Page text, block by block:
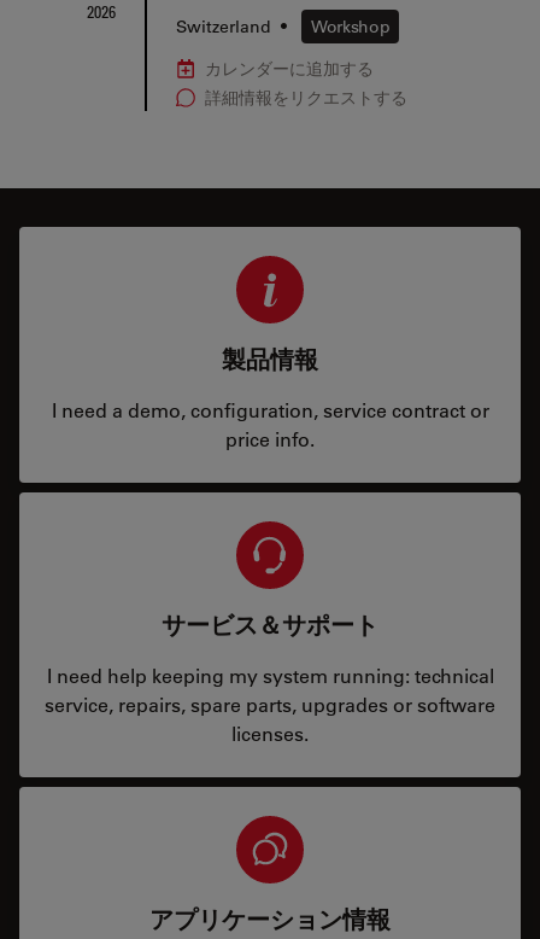
2026
Switzerland •
Workshop
カレンダーに追加する
詳細情報をリクエストする
製品情報
I need a demo, configuration, service contract or
price info.
サービス＆サポート
I need help keeping my system running: technical
service, repairs, spare parts, upgrades or software
licenses.
アプリケーション情報